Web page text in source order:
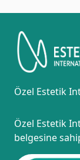
Özel Estetik
Özel Estetik
belgesine